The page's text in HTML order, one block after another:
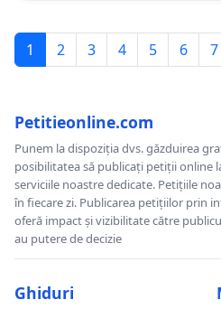
1 2 3 4 5 6 7
Petitieonline.com
Punem la dispoziția dvs. găzduirea
posibilitatea să publicați petiții online
serviciile noastre dedicate. Petițiile
în fiecare zi. Publicarea petițiilor prin
oferă impact și vizibilitate către
au putere de decizie
Ghiduri